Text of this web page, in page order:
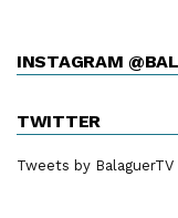
INSTAGRAM
TWITTER
Tweets by BalaguerTV